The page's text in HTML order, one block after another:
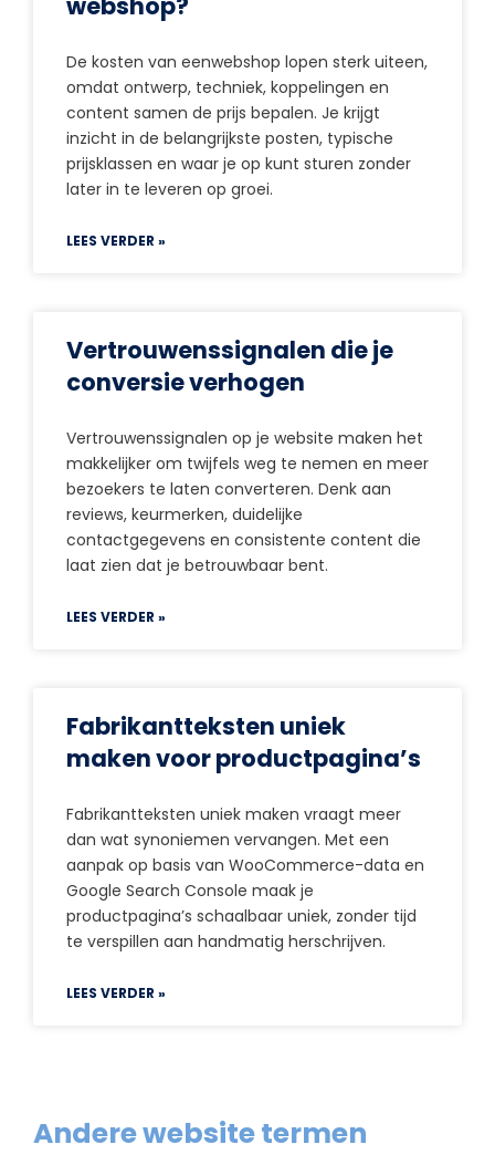
De kosten van eenwebshop lopen sterk uiteen,
omdat ontwerp, techniek, koppelingen en
content samen de prijs bepalen. Je krijgt
inzicht in de belangrijkste posten, typische
prijsklassen en waar je op kunt sturen zonder
later in te leveren op groei.
LEES VERDER »
Vertrouwenssignalen die je
conversie verhogen
Vertrouwenssignalen op je website maken het
makkelijker om twijfels weg te nemen en meer
bezoekers te laten converteren. Denk aan
reviews, keurmerken, duidelijke
contactgegevens en consistente content die
laat zien dat je betrouwbaar bent.
LEES VERDER »
Fabrikantteksten uniek
maken voor productpagina’s
Fabrikantteksten uniek maken vraagt meer
dan wat synoniemen vervangen. Met een
aanpak op basis van WooCommerce-data en
Google Search Console maak je
productpagina’s schaalbaar uniek, zonder tijd
te verspillen aan handmatig herschrijven.
LEES VERDER »
Andere website termen